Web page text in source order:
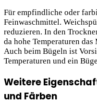
Für empfindliche oder
Feinwaschmittel.
reduzieren. In den
da hohe Temperaturen
Auch beim Bügeln ist
Temperaturen und ein
Weitere
und Färben